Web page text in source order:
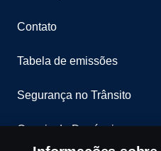
Contato
Tabela de emissões
Segurança no Trânsito
Canais de Denúncia